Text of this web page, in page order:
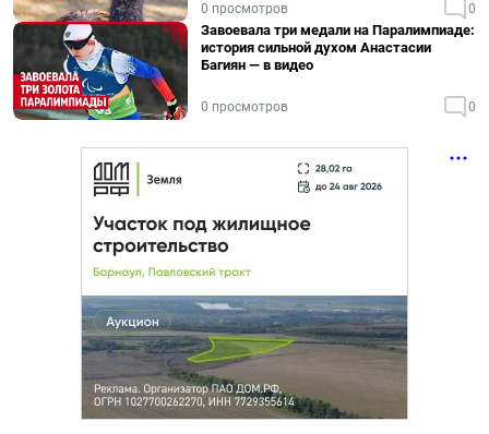
0 просмотров 0
Завоевала три медали на Паралимпиаде:
история сильной духом Анастасии
Багиян — в видео
0 просмотров 0